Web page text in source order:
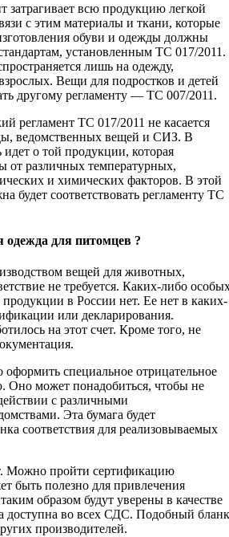
затрагивает всю продукцию легкой
с этим материалы и ткани, которые
обуви и одежды должны
установленным ТС 017/2011.
лишь на одежду,
Вещи для подростков и детей
другому регламенту — ТС 007/2011.
регламент ТС 017/2011 не касается
ведомственных вещей и СИЗ. В
идет о той продукции, которая
от различных температурных,
и химических факторов. В этой
будет соответствовать регламенту ТС
одежда для питомцев ?
вещей для животных,
не требуется. Каких-либо
продукции в России нет. Ее нет в каких-
или декларирования.
на этот счет. Кроме того, не
специальное отрицательное
Оно может понадобиться, чтобы не
с различными
Эта бумага будет
соответствия для реализовываемых
Можно пройти сертификацию
быть полезно для привлечения
образом будут уверены в качестве
доступна во всех СДС. Подобный бланк
производителей.